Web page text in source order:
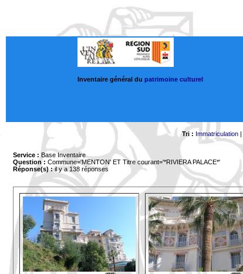
Inventaire général du patrimoine culturel
Tri : Immatriculation|
Service : Base Inventaire
Question : Commune='MENTON' ET Titre courant='*RIVIERA PALACE*'
Réponse(s) :il y a 138 réponses